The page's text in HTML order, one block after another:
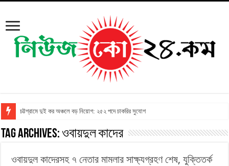
চট্টগ্রামে দুই কর অঞ্চলে বড় নিয়োগ: ২৫২ পদে চাকরির সুযোগ
Tag Archives:ওবায়দুল কাদের
ওবায়দুল কাদেরসহ ৭ নেতার মামলার সাক্ষ্যগ্রহণ শেষ, যুক্তিতর্ক